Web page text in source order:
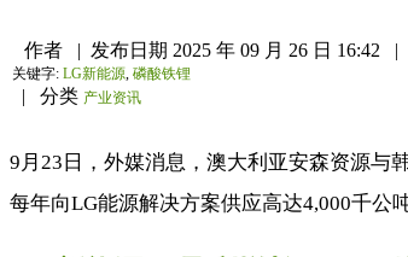
作者 | 发布日期 2025 年 09 月 26 日 16:42 |
关键字: LG新能源, 磷酸铁锂
| 分类 产业资讯
9月23日，外媒消息，澳大利亚安森资源与
每年向LG能源解决方案供应高达4,000千公